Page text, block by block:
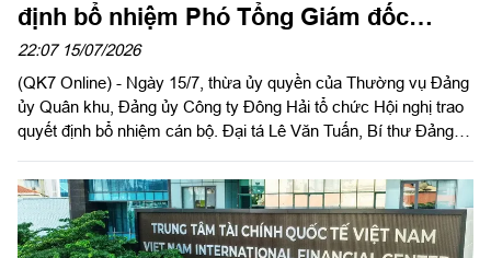
định bổ nhiệm Phó Tổng Giám đốc
Công ty
22:07 15/07/2026
(QK7 Online) - Ngày 15/7, thừa ủy quyền của Thường vụ Đảng
ủy Quân khu, Đảng ủy Công ty Đông Hải tổ chức Hội nghị trao
quyết định bổ nhiệm cán bộ. Đại tá Lê Văn Tuấn, Bí thư Đảng